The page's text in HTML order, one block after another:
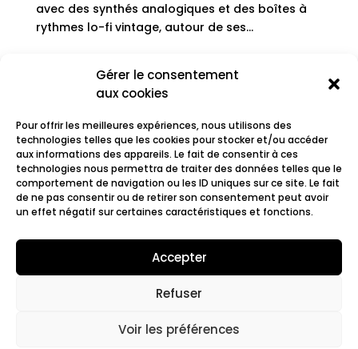
Gérer le consentement
aux cookies
Pour offrir les meilleures expériences, nous utilisons des
technologies telles que les cookies pour stocker et/ou accéder
aux informations des appareils. Le fait de consentir à ces
technologies nous permettra de traiter des données telles que le
comportement de navigation ou les ID uniques sur ce site. Le fait
de ne pas consentir ou de retirer son consentement peut avoir
un effet négatif sur certaines caractéristiques et fonctions.
Accepter
Refuser
Voir les préférences
avec des synthés analogiques et des boîtes à
rythmes lo-fi vintage, autour de ses...
Entrées suivantes »
Recent Posts
Recent Comments
Aucun commentaire à afficher.
Mentions légales. Cookies